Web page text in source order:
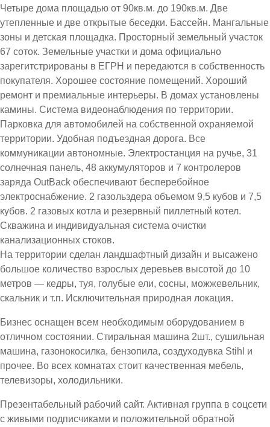
Четыре дома площадью от 90кв.м. до 190кв.м. Две
утепленные и две открытые беседки. Бассейн. Мангальные
зоны и детская площадка. Просторный земельный участок
67 соток. Земельные участки и дома официально
зарегитстрированы в ЕГРН и передаются в собственность
покупателя. Хорошее состояние помещений. Хороший
ремонт и премиальные интерьеры. В домах установлены
камины. Система видеонаблюдения по территории.
Парковка для автомобилей на собственной охраняемой
территории. Удобная подъездная дорога. Все
коммуникации автономные. Электростанция на ручье, 31
солнечная панель, 48 аккумуляторов и 7 контролеров
заряда OutBack обеспечивают бесперебойное
электроснабжение. 2 газольздера объемом 9,5 кубов и 7,5
кубов. 2 газовых котла и резервный пиллетный котел.
Скважина и индивидуальная система очистки
канализационных стоков.
На территории сделан ландшафтный дизайн и высажено
большое количество взрослых деревьев высотой до 10
метров — кедры, туя, голубые ели, сосны, можжевельник,
скальник и т.п. Исключительная природная локация.
Бизнес оснащен всем необходимым оборудованием в
отличном состоянии. Стиральная машина 2шт., сушильная
машина, газонокосилка, бензопила, создуходувка Stihl и
прочее. Во всех комнатах стоит качественная мебель,
телевизоры, холодильники.
Презентабельный рабочий сайт. Активная группа в соцсети
с живыми подписчиками и положительной обратной